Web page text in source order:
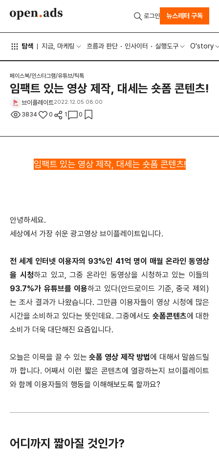
탐색 지금, 마케팅 흐름과 판단 인사이터 실행도구 O'story
로그인 뉴스레터 구독
페이스북/인스타그램/유튜브/틱톡
임팩트 있는 영상 제작, 대세는 숏폼 콘텐츠!
브이플레이트2022.12.05 08:00
3834 0 1 0
임팩트 있는 영상 제작, 대세는 숏폼 콘텐츠!
안녕하세요.
세상에서 가장 쉬운 광고영상 브이플레이트입니다.
전 세계 인터넷 이용자의 93%인 41억 명이 매월 온라인 동영상
을 시청하고 있고, 그중 온라인 동영상을 시청하고 있는 이들의
93.7%가 유튜브를 이용하고 있다(안드로이드 기준, 중국 제외)
는 조사 결과가 나왔습니다. 그만큼 이용자들이 영상 시청에 많은
시간을 소비하고 있다는 뜻인데요. 그중에서도 숏폼콘텐츠에 대한
소비가 더욱 대단해진 요즘입니다.
오늘은 이목을 끌 수 있는 숏폼 영상 제작 방법에 대해서 말씀드릴
까 합니다. 어째서 이런 짧은 콘텐츠에 열광하는지 브이플레이트
와 함께 이용자들의 행동을 이해해보도록 할까요?
어디까지 짧아질 것인가?